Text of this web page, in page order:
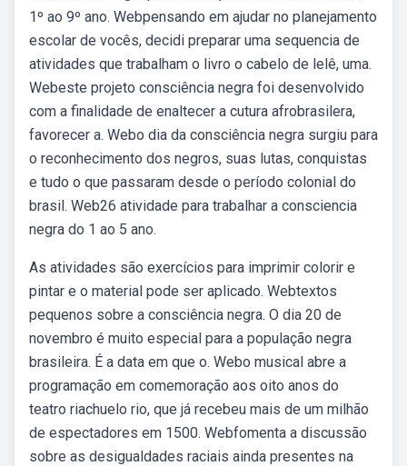
1º ao 9º ano. Webpensando em ajudar no planejamento
escolar de vocês, decidi preparar uma sequencia de
atividades que trabalham o livro o cabelo de lelê, uma.
Webeste projeto consciência negra foi desenvolvido
com a finalidade de enaltecer a cutura afrobrasilera,
favorecer a. Webo dia da consciência negra surgiu para
o reconhecimento dos negros, suas lutas, conquistas
e tudo o que passaram desde o período colonial do
brasil. Web26 atividade para trabalhar a consciencia
negra do 1 ao 5 ano.
As atividades são exercícios para imprimir colorir e
pintar e o material pode ser aplicado. Webtextos
pequenos sobre a consciência negra. O dia 20 de
novembro é muito especial para a população negra
brasileira. É a data em que o. Webo musical abre a
programação em comemoração aos oito anos do
teatro riachuelo rio, que já recebeu mais de um milhão
de espectadores em 1500. Webfomenta a discussão
sobre as desigualdades raciais ainda presentes na